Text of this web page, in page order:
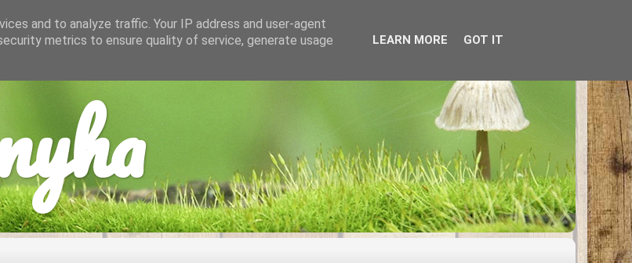
and to analyze traffic. Your IP address and user-agent
metrics to ensure quality of service, generate usage
LEARN MORE GOT IT